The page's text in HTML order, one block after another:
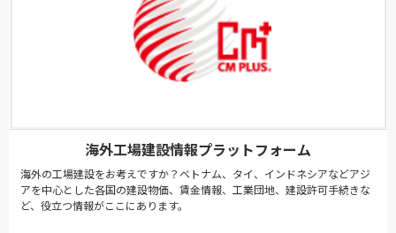
海外工場建設情報プラットフォーム
海外の工場建設をお考えですか？ベトナム、タイ、インドネシアなどアジ
アを中心とした各国の建設物価、賃金情報、工業団地、建設許可手続きな
ど、役立つ情報がここにあります。